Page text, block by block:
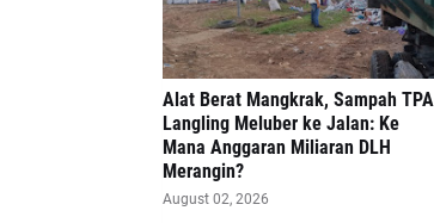
Alat Berat Mangkrak, Sampah TPA
Langling Meluber ke Jalan: Ke
Mana Anggaran Miliaran DLH
Merangin?
August 02, 2026